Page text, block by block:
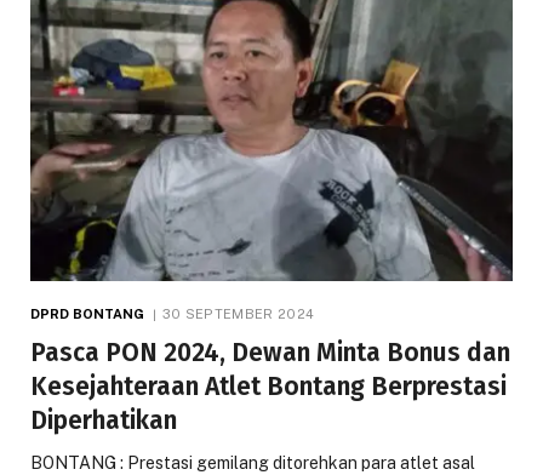
DPRD BONTANG 30 SEPTEMBER 2024
Pasca PON 2024, Dewan Minta Bonus dan
Kesejahteraan Atlet Bontang Berprestasi
Diperhatikan
BONTANG : Prestasi gemilang ditorehkan para atlet asal